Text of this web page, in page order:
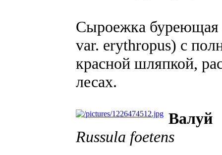
Сыроежка буреющая
var. erythropus) с
красной шляпкой,
лесах.
Валуй
Russula foetens